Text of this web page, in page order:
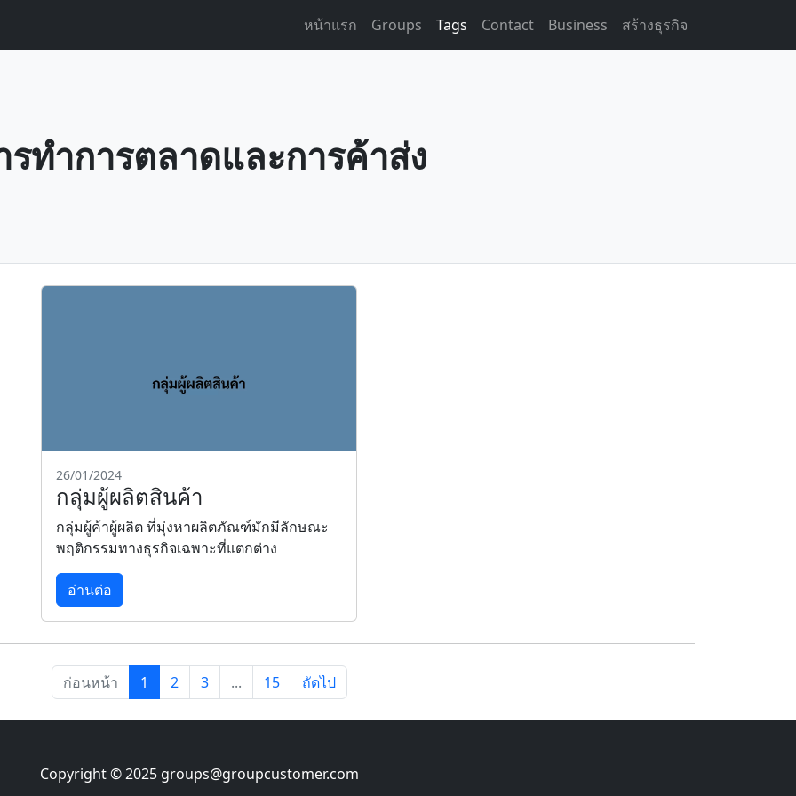
หน้าแรก Groups Tags Contact Business สร้างธุรกิจ
รทำการตลาดและการค้าส่ง
26/01/2024
กลุ่มผู้ผลิตสินค้า
กลุ่มผู้ค้าผู้ผลิต ที่มุ่งหาผลิตภัณฑ์มักมีลักษณะ
พฤติกรรมทางธุรกิจเฉพาะที่แตกต่าง
อ่านต่อ
ก่อนหน้า 1 2 3 ... 15 ถัดไป
Copyright © 2025 groups@groupcustomer.com